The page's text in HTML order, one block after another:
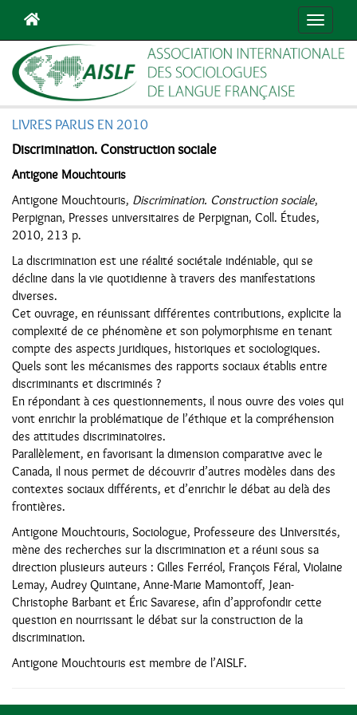
LIVRES PARUS EN 2010
Discrimination. Construction sociale
Antigone Mouchtouris
Antigone Mouchtouris, Discrimination. Construction sociale,
Perpignan, Presses universitaires de Perpignan, Coll. Études,
2010, 213 p.
La discrimination est une réalité sociétale indéniable, qui se
décline dans la vie quotidienne à travers des manifestations
diverses.
Cet ouvrage, en réunissant différentes contributions, explicite la
complexité de ce phénomène et son polymorphisme en tenant
compte des aspects juridiques, historiques et sociologiques.
Quels sont les mécanismes des rapports sociaux établis entre
discriminants et discriminés ?
En répondant à ces questionnements, il nous ouvre des voies qui
vont enrichir la problématique de l’éthique et la compréhension
des attitudes discriminatoires.
Parallèlement, en favorisant la dimension comparative avec le
Canada, il nous permet de découvrir d’autres modèles dans des
contextes sociaux différents, et d’enrichir le débat au delà des
frontières.
Antigone Mouchtouris, Sociologue, Professeure des Universités,
mène des recherches sur la discrimination et a réuni sous sa
direction plusieurs auteurs : Gilles Ferréol, François Féral, Violaine
Lemay, Audrey Quintane, Anne-Marie Mamontoff, Jean-
Christophe Barbant et Éric Savarese, afin d’approfondir cette
question en nourrissant le débat sur la construction de la
discrimination.
Antigone Mouchtouris est membre de l’AISLF.